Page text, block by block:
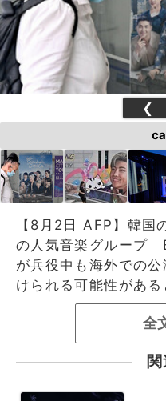
❮
【8月2日 AFP】韓国
の人気音楽グループ
が兵役中も海外での
けられる可能性がある
全